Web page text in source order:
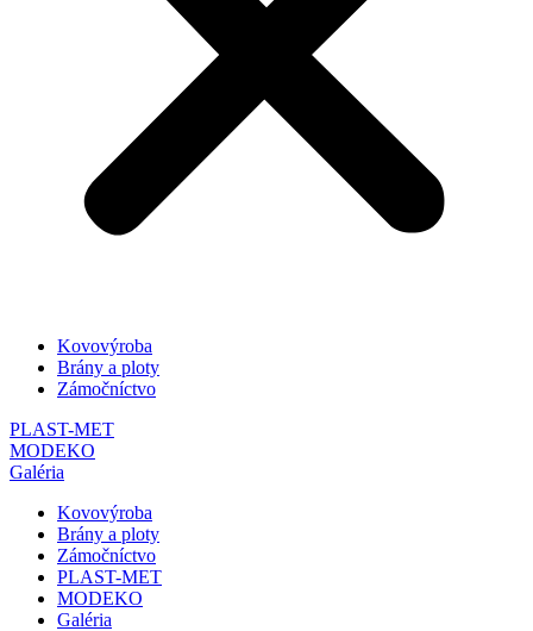
Kovovýroba
Brány a ploty
Zámočníctvo
PLAST-MET
MODEKO
Galéria
Kovovýroba
Brány a ploty
Zámočníctvo
PLAST-MET
MODEKO
Galéria